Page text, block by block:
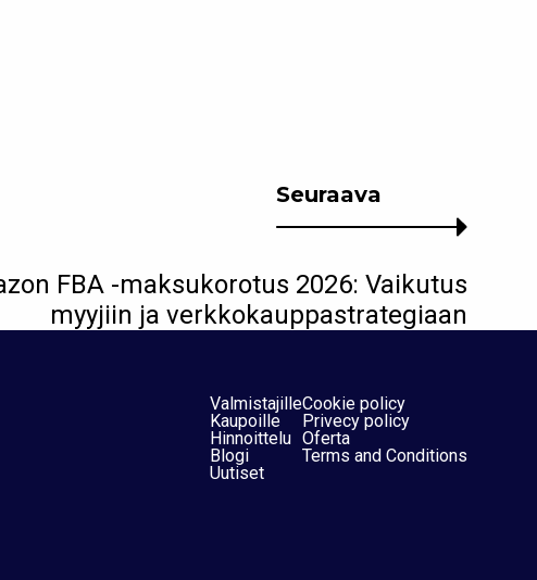
Seuraava
FBA -maksukorotus 2026: Vaikutus
myyjiin ja verkkokauppastrategiaan
Valmistajille
Kaupoille
Hinnoittelu
Blogi
Uutiset
Cookie policy
Privecy policy
Oferta
Terms and Conditions